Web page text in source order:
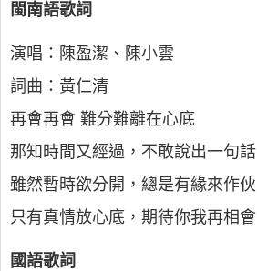
閩南語歌詞
演唱：陳盈潔、陳小雲
詞曲：黃仁清
再會再會 難分難離在心底
那知時間又經過，不敢說出一句話
雖然暫時欲分開，總是有緣來作伙
只有真情放心底，期待你我再相會
國語歌詞